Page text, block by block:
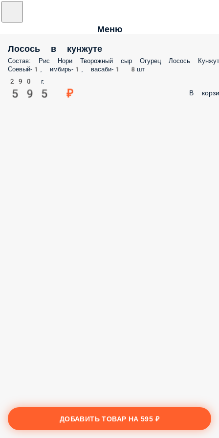
Меню
Лосось в кунжуте
Состав: Рис Нори Творожный сыр Огурец Лосось Кунжут
Соевый-1, имбирь-1, васаби-1 8шт
290 г.
595 ₽ В
ДОБАВИТЬ ТОВАР НА595 ₽